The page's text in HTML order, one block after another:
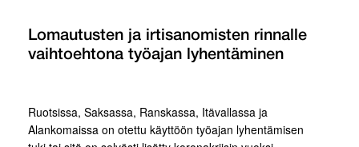
Lomautusten ja irtisanomisten rinnalle
vaihtoehtona työajan lyhentäminen
Ruotsissa, Saksassa, Ranskassa, Itävallassa ja
Alankomaissa on otettu käyttöön työajan lyhentämisen